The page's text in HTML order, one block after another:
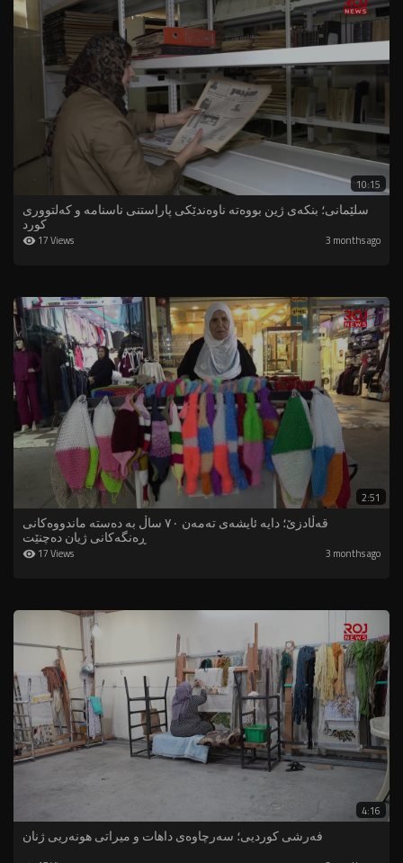
10:15
سلێمانی؛ بنکەی ژین بووەتە ناوەندێکی پاراستنی ناسنامە و کەلتووری
کورد
17 Views 3 months ago
2:51
قەڵادزێ؛ دایە ئایشەی تەمەن ٧٠ ساڵ بە دەستە ماندووەکانی
ڕەنگەکانی ژیان دەچنێت
17 Views 3 months ago
4:16
فەرشی کوردیی؛ سەرچاوەی داهات و میراتی هونەریی ژنان